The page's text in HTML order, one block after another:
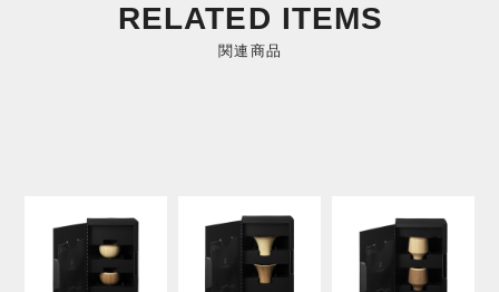
RELATED ITEMS
関連商品